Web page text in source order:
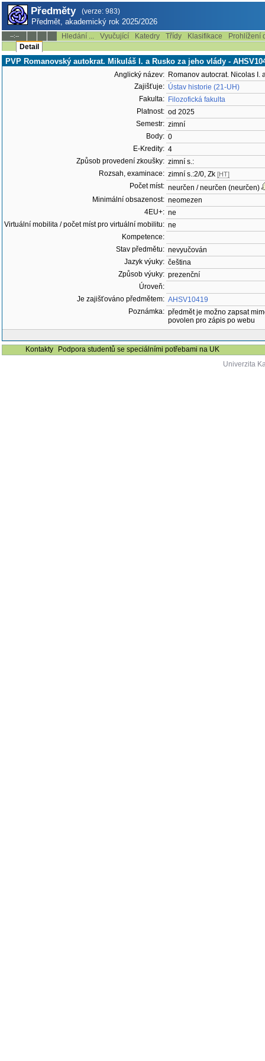
Předměty (verze: 983)
Předmět, akademický rok 2025/2026
--:-- Hledání ... Vyučující Katedry Třídy Klasifikace
Prohlížení
Detail
PVP Romanovský autokrat. Mikuláš I. a Rusko za jeho vlády -
Anglický název: Romanov autocrat. Nicolas I.
Zajišťuje: Ústav historie (21-UH)
Fakulta: Filozofická fakulta
Platnost: od 2025
Semestr: zimní
Body: 0
E-Kredity: 4
Způsob provedení zkoušky: zimní s.:
Rozsah, examinace: zimní s.:2/0, Zk [HT]
Počet míst: neurčen / neurčen (neurčen)
Minimální obsazenost: neomezen
4EU+: ne
Virtuální mobilita / počet míst pro virtuální mobilitu: ne
Kompetence:
Stav předmětu: nevyučován
Jazyk výuky: čeština
Způsob výuky: prezenční
Úroveň:
Je zajišťováno předmětem: AHSV10419
Poznámka: předmět je možno zapsat
povolen pro zápis po webu
Kontakty
Podpora studentů se speciálními potřebami na UK
Univerzita